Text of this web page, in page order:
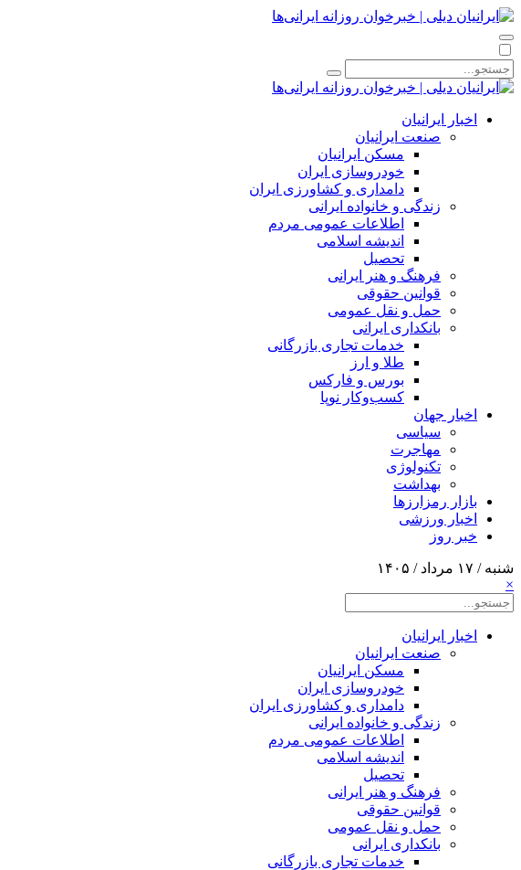
اخبار ایرانیان
صنعت ایرانیان
مسکن ایرانیان
خودروسازی ایران
دامداری و کشاورزی ایران
زندگی و خانواده ایرانی
اطلاعات عمومی مردم
اندیشه اسلامی
تحصیل
فرهنگ و هنر ایرانی
قوانین حقوقی
حمل و نقل عمومی
بانکداری ایرانی
خدمات تجاری بازرگانی
طلا و ارز
بورس و فارکس
کسب‌وکار نوپا
اخبار جهان
سیاسی
مهاجرت
تکنولوژی
بهداشت
بازار رمزارزها
اخبار ورزشی
خبر روز
شنبه / ۱۷ مرداد / ۱۴۰۵
×
اخبار ایرانیان
صنعت ایرانیان
مسکن ایرانیان
خودروسازی ایران
دامداری و کشاورزی ایران
زندگی و خانواده ایرانی
اطلاعات عمومی مردم
اندیشه اسلامی
تحصیل
فرهنگ و هنر ایرانی
قوانین حقوقی
حمل و نقل عمومی
بانکداری ایرانی
خدمات تجاری بازرگانی